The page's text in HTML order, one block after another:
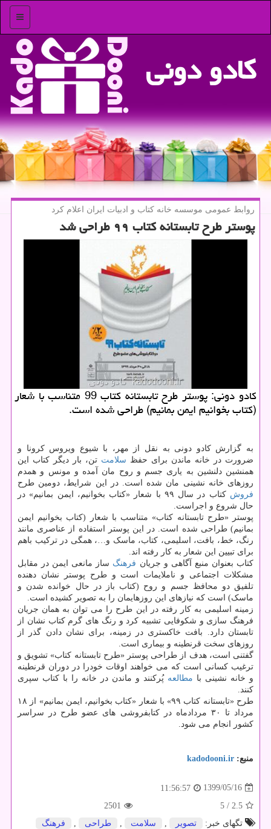
منو
كادو دونی
روابط عمومی موسسه خانه كتاب و ادبیات ایران اعلام كرد
پوستر طرح تابستانه كتاب ۹۹ طراحی شد
كادو دونی: پوستر طرح تابستانه كتاب 99 متناسب با شعار
(كتاب بخوانیم ایمن بمانیم) طراحی شده است.
به گزارش کادو دونی به نقل از مهر، با شیوع ویروس کرونا و
ضرورت در خانه ماندن برای حفظ سلامت تن، بار دیگر کتاب این
همنشین دلنشین به یاری جسم و روح مان آمده و مونس و همدم
روزهای خانه نشینی مان شده است. در این شرایط، دومین طرح
فروش
کتاب در سال ۹۹ با شعار «کتاب بخوانیم، ایمن بمانیم» در
حال شروع و اجراست.
پوستر «طرح تابستانه کتاب» متناسب با شعار (کتاب بخوانیم ایمن
بمانیم) طراحی شده است. در این پوستر استفاده از عناصری مانند
رنگ، خط، بافت، اسلیمی، کتاب، ماسک و…، همگی در ترکیب باهم
برای تبیین این شعار به کار رفته اند.
کتاب بعنوان منبع آگاهی و جریان فرهنگ ساز مانعی ایمن در مقابل
مشکلات اجتماعی و ناملایمات است و طرح پوستر نشان دهنده
تلفیق دو محافظ جسم و روح (کتاب باز در حال خوانده شدن و
ماسک) است که نیازهای این روزهایمان را به تصویر کشیده است.
زمینه اسلیمی به کار رفته در این طرح را می توان به همان جریان
فرهنگ سازی و شکوفایی تشبیه کرد و رنگ های گرم کتاب نشان از
تابستان دارد. بافت خاکستری در زمینه، برای نشان دادن گذر از
روزهای سخت قرنطینه و بیماری است.
گفتنی است، هدف از طراحی پوستر «طرح تابستانه کتاب» تشویق و
ترغیب کسانی است که می خواهند اوقات خودرا در دوران قرنطینه
و خانه نشینی با مطالعه پُرکنند و ماندن در خانه را با کتاب سپری
کنند.
طرح «تابستانه کتاب ۹۹» با شعار «کتاب بخوانیم، ایمن بمانیم» از ۱۸
مرداد تا ۳۰ مردادماه در کتابفروشی های عضو طرح در سراسر
کشور انجام می شود.
منبع: kadodooni.ir
1399/05/16
11:56:57
2.5
/ 5
2501
تگهای خبر:
تصویر , سلامت , طراحی , فرهنگ